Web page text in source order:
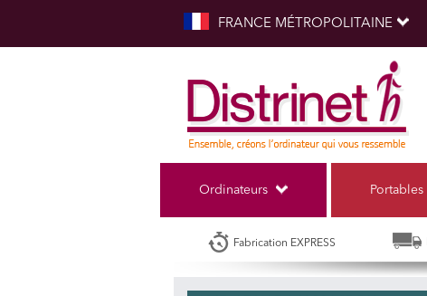
FRANCE MÉTROPOLITAINE
Ordinateurs Portables
Fabrication EXPRESS